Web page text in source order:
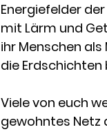
Energiefelder
mit Lärm und
ihr Menschen
die
Viele von euch
gewohntes Netz